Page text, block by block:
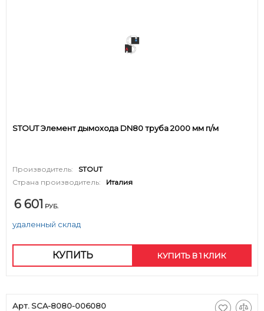
STOUT Элемент дымохода DN80 труба 2000 мм п/м
Производитель:
STOUT
Страна производитель:
Италия
6 601 РУБ.
удаленный склад
КУПИТЬ КУПИТЬ В 1 КЛИК
Арт. SCA-8080-006080